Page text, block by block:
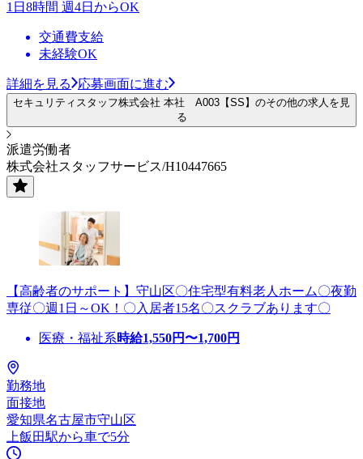
1日8時間 週4日からOK
交通費支給
未経験OK
詳細を見る 応募画面に進む
セキュリティスタッフ株式会社 本社 A003【SS】のその他の求人を見
る
派遣労働者
株式会社スタッフサービス/H10447665
【高齢者のサポート】守山区〇住宅型有料老人ホーム〇夜勤
専従〇週1日～OK！〇入居者15名〇スクラブあります〇
医療・福祉系時給1,550円〜1,700円
勤務地
面接地
愛知県名古屋市守山区
上飯田駅から車で5分